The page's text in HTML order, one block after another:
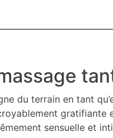
du terrain en tant
sensuelle et